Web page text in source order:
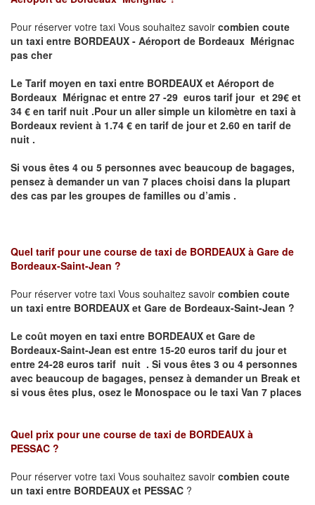
Pour réserver votre taxi Vous souhaitez savoir combien coute
un taxi entre BORDEAUX - Aéroport de Bordeaux Mérignac
pas cher
Le Tarif moyen en taxi entre BORDEAUX et Aéroport de
Bordeaux Mérignac et entre 27 -29 euros tarif jour et 29€ et
34 € en tarif nuit .Pour un aller simple un kilomètre en taxi à
Bordeaux revient à 1.74 € en tarif de jour et 2.60 en tarif de
nuit .
Si vous êtes 4 ou 5 personnes avec beaucoup de bagages,
pensez à demander un van 7 places choisi dans la plupart
des cas par les groupes de familles ou d’amis .
Quel tarif pour une course de taxi de BORDEAUX à Gare de
Bordeaux-Saint-Jean ?
Pour réserver votre taxi Vous souhaitez savoir combien coute
un taxi entre BORDEAUX et Gare de Bordeaux-Saint-Jean ?
Le coût moyen en taxi entre BORDEAUX et Gare de
Bordeaux-Saint-Jean est entre 15-20 euros tarif du jour et
entre 24-28 euros tarif nuit . Si vous êtes 3 ou 4 personnes
avec beaucoup de bagages, pensez à demander un Break et
si vous êtes plus, osez le Monospace ou le taxi Van 7 places
Quel prix pour une course de taxi de BORDEAUX à
PESSAC ?
Pour réserver votre taxi Vous souhaitez savoir combien coute
un taxi entre BORDEAUX et PESSAC ?